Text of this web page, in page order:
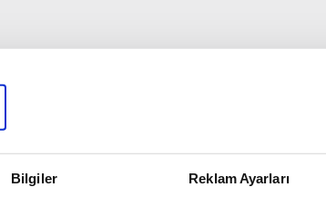
Bilgiler Reklam Ayarları